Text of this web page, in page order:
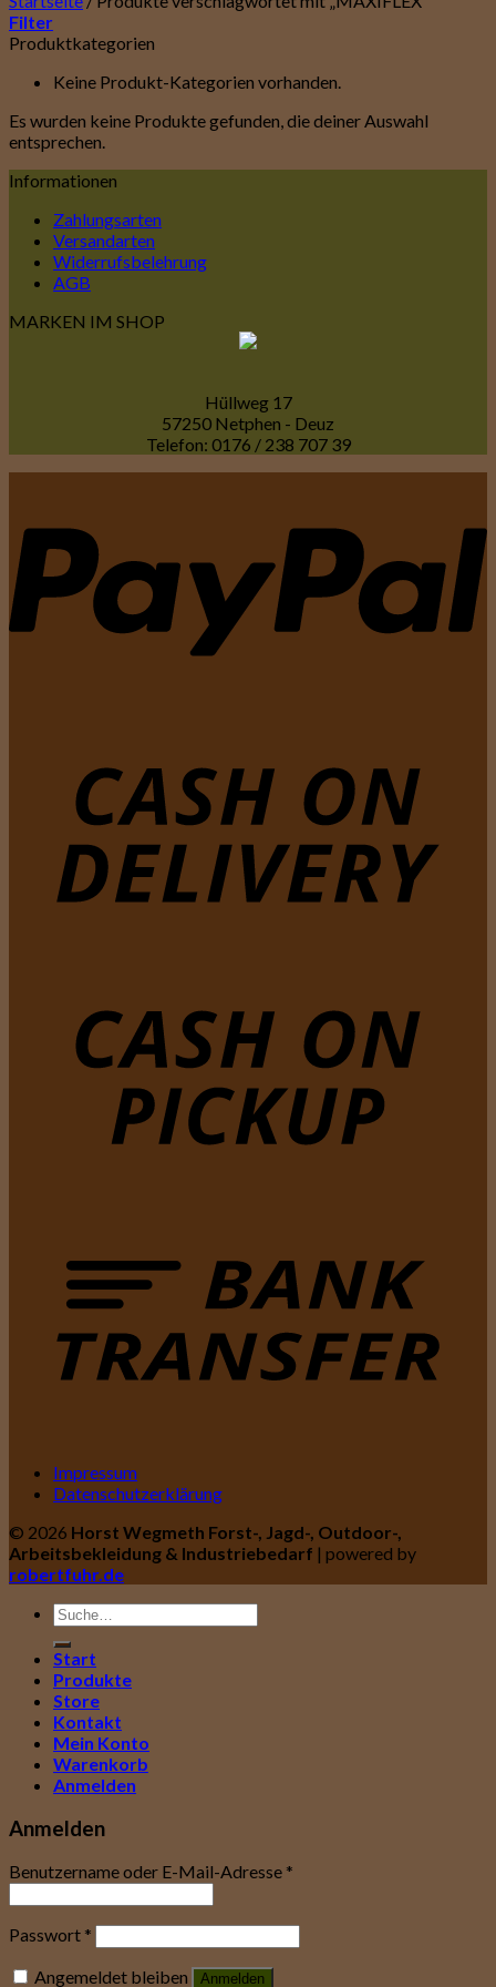
Filter
Produktkategorien
Keine Produkt-Kategorien vorhanden.
Es wurden keine Produkte gefunden, die deiner Auswahl
entsprechen.
Informationen
Zahlungsarten
Versandarten
Widerrufsbelehrung
AGB
MARKEN IM SHOP
Hüllweg 17
57250 Netphen - Deuz
Telefon: 0176 / 238 707 39
Impressum
Datenschutzerklärung
© 2026 Horst Wegmeth Forst-, Jagd-, Outdoor-,
Arbeitsbekleidung & Industriebedarf | powered by
robertfuhr.de
Suche
nach:
Start
Produkte
Store
Kontakt
Mein Konto
Warenkorb
Anmelden
Anmelden
Benutzername oder E-Mail-Adresse *
Passwort *
Angemeldet bleiben
Anmelden